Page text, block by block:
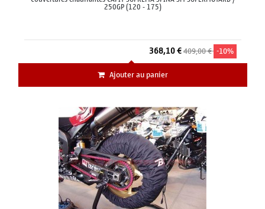
250GP (120 - 175)
368,10 €409,00 € -10%
Ajouter au panier